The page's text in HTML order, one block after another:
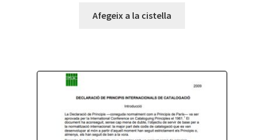
Afegeix a la cistella